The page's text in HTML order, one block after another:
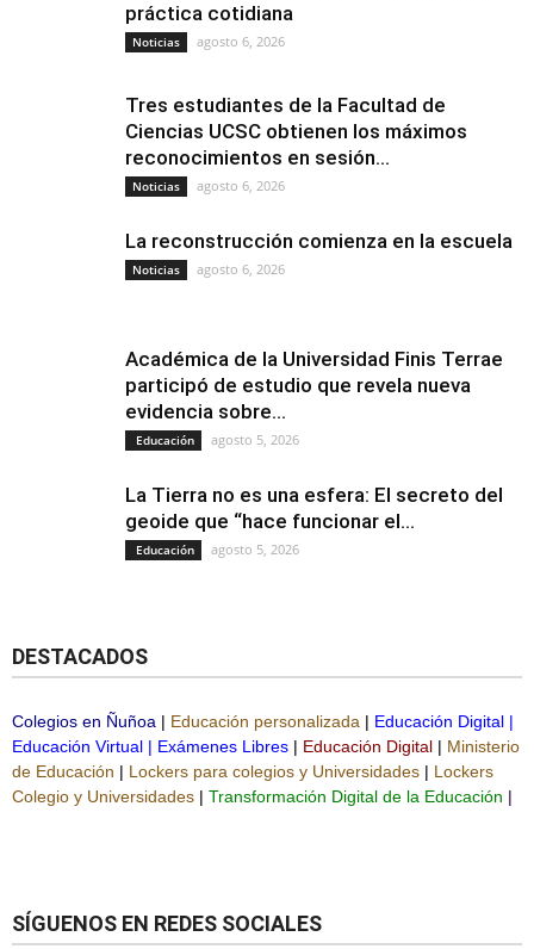
práctica cotidiana
Noticias agosto 6, 2026
Tres estudiantes de la Facultad de
Ciencias UCSC obtienen los máximos
reconocimientos en sesión...
Noticias agosto 6, 2026
La reconstrucción comienza en la escuela
Noticias agosto 6, 2026
Académica de la Universidad Finis Terrae
participó de estudio que revela nueva
evidencia sobre...
Educación agosto 5, 2026
La Tierra no es una esfera: El secreto del
geoide que “hace funcionar el...
Educación agosto 5, 2026
DESTACADOS
Colegios en Ñuñoa | Educación personalizada | Educación Digital |
Educación Virtual | Exámenes Libres | Educación Digital | Ministerio
de Educación | Lockers para colegios y Universidades | Lockers
Colegio y Universidades | Transformación Digital de la Educación |
SÍGUENOS EN REDES SOCIALES